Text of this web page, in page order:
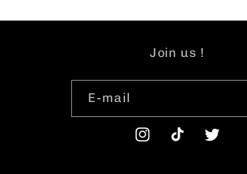
Join us !
E-mail
InstagramTikTok Twitter